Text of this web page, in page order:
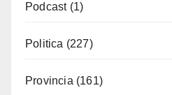
Podcast(1)
Politica (227)
Provincia (161)